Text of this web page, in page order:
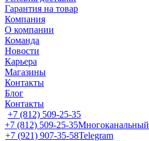
Гарантия на товар
Компания
О компании
Команда
Новости
Карьера
Магазины
Контакты
Блог
Контакты
+7 (812) 509-25-35
+7 (812) 509-25-35Многоканальный
+7 (921) 907-35-58Telegram